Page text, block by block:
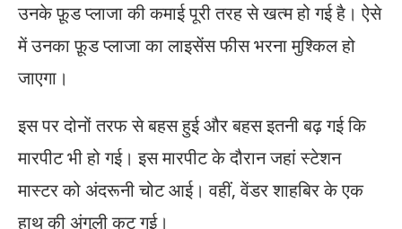
उनके फ़ूड प्लाजा की कमाई पूरी तरह से खत्म हो गई है। ऐसे
में उनका फ़ूड प्लाजा का लाइसेंस फीस भरना मुश्किल हो
जाएगा।
इस पर दोनों तरफ से बहस हुई और बहस इतनी बढ़ गई कि
मारपीट भी हो गई। इस मारपीट के दौरान जहां स्टेशन
मास्टर को अंदरूनी चोट आई। वहीं, वेंडर शाहबिर के एक
हाथ की अंगुली कट गई।